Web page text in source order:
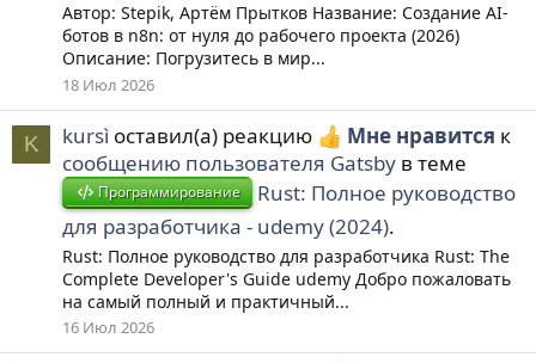
Автор: Stepik, Артём Прытков Название: Создание AI-
ботов в n8n: от нуля до рабочего проекта (2026)
Описание: Погрузитесь в мир...
18 Июл 2026
K kursì оставил(а) реакцию Мне нравится к
сообщению пользователя Gatsby в теме
Программирование
Rust: Полное руководство
для разработчика - udemy (2024).
Rust: Полное руководство для разработчика Rust: The
Complete Developer's Guide udemy Добро пожаловать
на самый полный и практичный...
16 Июл 2026